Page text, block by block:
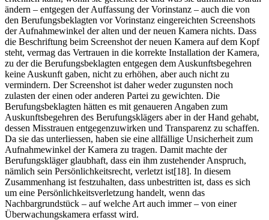
ändern – entgegen der Auffassung der Vorinstanz – auch die von
den Berufungsbeklagten vor Vorinstanz eingereichten Screenshots
der Aufnahmewinkel der alten und der neuen Kamera nichts. Dass
die Beschriftung beim Screenshot der neuen Kamera auf dem Kopf
steht, vermag das Vertrauen in die korrekte Installation der Kamera,
zu der die Berufungsbeklagten entgegen dem Auskunftsbegehren
keine Auskunft gaben, nicht zu erhöhen, aber auch nicht zu
vermindern. Der Screenshot ist daher weder zugunsten noch
zulasten der einen oder anderen Partei zu gewichten. Die
Berufungsbeklagten hätten es mit genaueren Angaben zum
Auskunftsbegehren des Berufungsklägers aber in der Hand gehabt,
dessen Misstrauen entgegenzuwirken und Transparenz zu schaffen.
Da sie das unterliessen, haben sie eine allfällige Unsicherheit zum
Aufnahmewinkel der Kamera zu tragen. Damit machte der
Berufungskläger glaubhaft, dass ein ihm zustehender Anspruch,
nämlich sein Persönlichkeitsrecht, verletzt ist[18]. In diesem
Zusammenhang ist festzuhalten, dass unbestritten ist, dass es sich
um eine Persönlichkeitsverletzung handelt, wenn das
Nachbargrundstück – auf welche Art auch immer – von einer
Überwachungskamera erfasst wird.